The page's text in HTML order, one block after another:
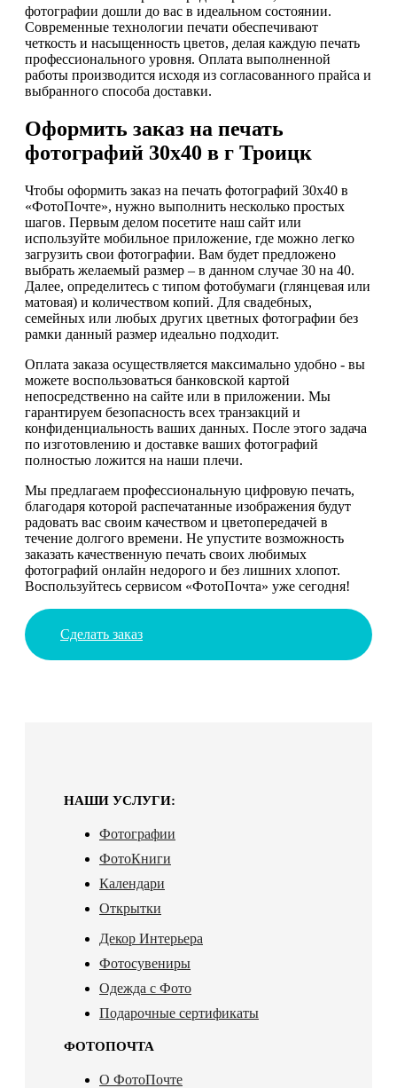
фотографии дошли до вас в идеальном состоянии.
Современные технологии печати обеспечивают
четкость и насыщенность цветов, делая каждую печать
профессионального уровня. Оплата выполненной
работы производится исходя из согласованного прайса и
выбранного способа доставки.
Оформить заказ на печать
фотографий 30х40 в г Троицк
Чтобы оформить заказ на печать фотографий 30х40 в
«ФотоПочте», нужно выполнить несколько простых
шагов. Первым делом посетите наш сайт или
используйте мобильное приложение, где можно легко
загрузить свои фотографии. Вам будет предложено
выбрать желаемый размер – в данном случае 30 на 40.
Далее, определитесь с типом фотобумаги (глянцевая или
матовая) и количеством копий. Для свадебных,
семейных или любых других цветных фотографии без
рамки данный размер идеально подходит.
Оплата заказа осуществляется максимально удобно - вы
можете воспользоваться банковской картой
непосредственно на сайте или в приложении. Мы
гарантируем безопасность всех транзакций и
конфиденциальность ваших данных. После этого задача
по изготовлению и доставке ваших фотографий
полностью ложится на наши плечи.
Мы предлагаем профессиональную цифровую печать,
благодаря которой распечатанные изображения будут
радовать вас своим качеством и цветопередачей в
течение долгого времени. Не упустите возможность
заказать качественную печать своих любимых
фотографий онлайн недорого и без лишних хлопот.
Воспользуйтесь сервисом «ФотоПочта» уже сегодня!
Сделать заказ
НАШИ УСЛУГИ:
Фотографии
ФотоКниги
Календари
Открытки
Декор Интерьера
Фотосувениры
Одежда с Фото
Подарочные сертификаты
ФОТОПОЧТА
О ФотоПочте